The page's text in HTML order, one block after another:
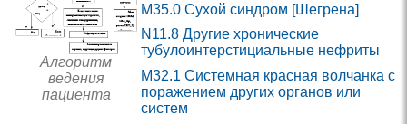
Алгоритм
ведения
пациента
M35.0 Сухой синдром [Шегрена]
N11.8 Другие хронические
тубулоинтерстициальные нефриты
M32.1 Системная красная волчанка с
поражением других органов или
систем